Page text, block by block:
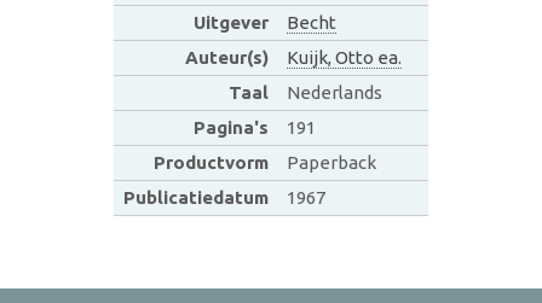
Uitgever
Becht
Auteur(s)
Kuijk, Otto ea.
Taal
Nederlands
Pagina's
191
Productvorm
Paperback
Publicatiedatum
1967